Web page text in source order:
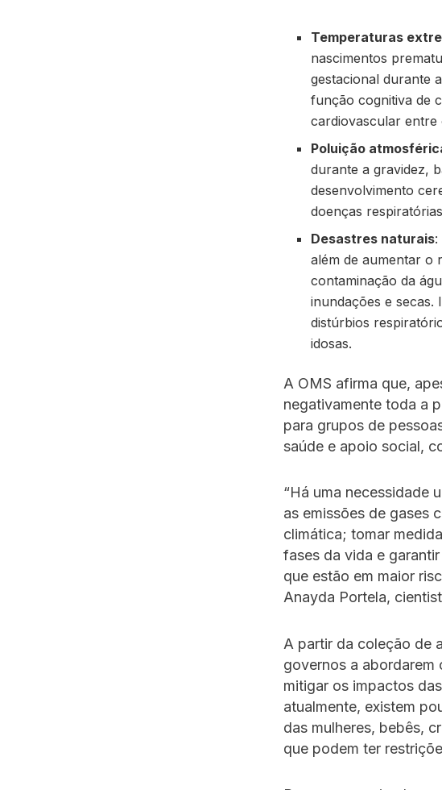
Temperaturas
nascimentos
gestacional durante
função cognitiva de
cardiovascular entre
Poluição
durante a gravidez,
desenvolvimento
doenças
Desastres naturais:
além de aumentar o
contaminação da
inundações e secas.
distúrbios
idosas.
A OMS afirma que,
negativamente toda a
para grupos de
saúde e apoio social,
“Há uma necessidade
as emissões de gases
climática; tomar
fases da vida e
que estão em maior
Anayda Portela,
A partir da coleção de
governos a abordarem
mitigar os impactos
atualmente, existem
das mulheres, bebês,
que podem ter